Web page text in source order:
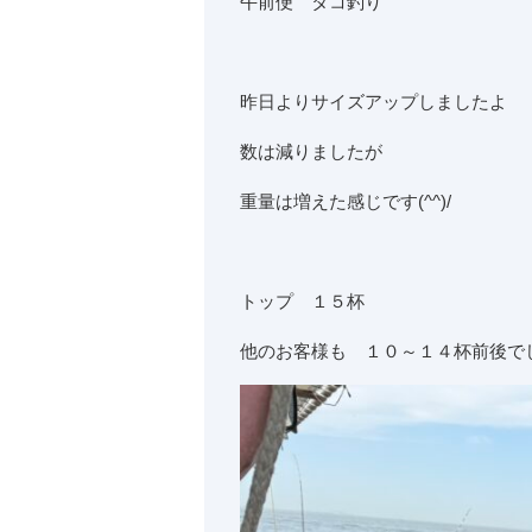
昨日よりサイズアップしましたよ
数は減りましたが
重量は増えた感じです(^^)/
トップ １５杯
他のお客様も １０～１４杯前後で